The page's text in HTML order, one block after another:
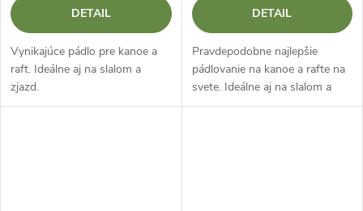
DETAIL
Vynikajúce pádlo pre kanoe a
raft. Ideálne aj na slalom a
zjazd.
DETAIL
Pravdepodobne najlepšie
pádlovanie na kanoe a rafte na
svete. Ideálne aj na slalom a
zjazd.